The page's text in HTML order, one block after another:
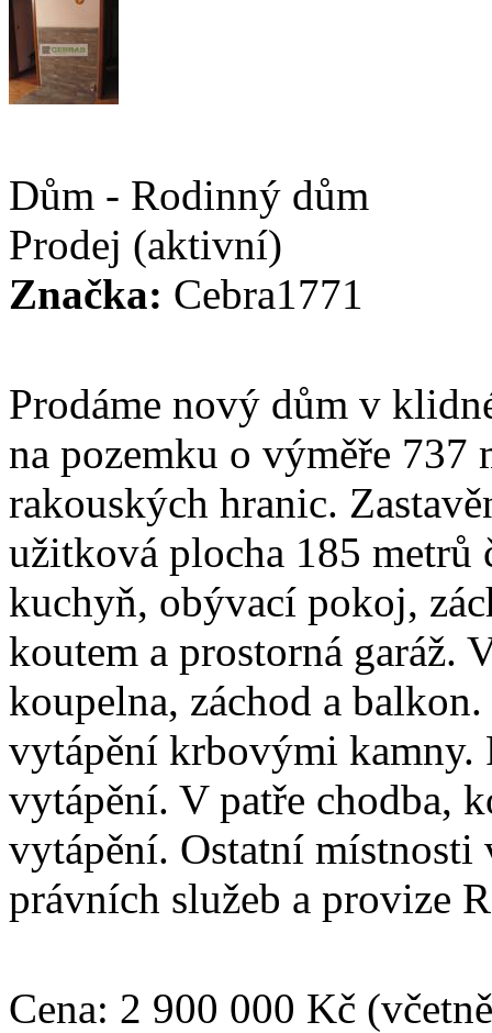
Dům - Rodinný dům
Prodej (aktivní)
Značka: Cebra1771
Prodáme nový dům v
na pozemku o výměře
rakouských hranic.
užitková plocha 185
kuchyň, obývací pokoj,
koutem a prostorná garáž.
koupelna, záchod a
vytápění krbovými kamny.
vytápění. V patře chodba,
vytápění. Ostatní místnosti
právních služeb a provize
Cena: 2 900 000 Kč